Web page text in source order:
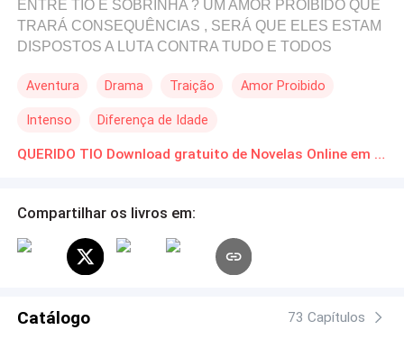
ENTRE TIO E SOBRINHA ? UM AMOR PROIBIDO QUE
TRARÁ CONSEQUÊNCIAS , SERÁ QUE ELES ESTAM
DISPOSTOS A LUTA CONTRA TUDO E TODOS
DIFERENCIAS DE LADO ? FICARAM CURIOSOS ?
PERSONAGENS AO DECORRER DA HISTÓRIA, NÃO
PERCAM NENHUM CAPÍTULO... Um beijo e se divirtam
Aventura Drama Traição Amor Proibido
Intenso Diferença de Idade
QUERIDO TIO Download gratuito de Novelas Online em PDF
Compartilhar os livros em:
Catálogo 73 Capítulos